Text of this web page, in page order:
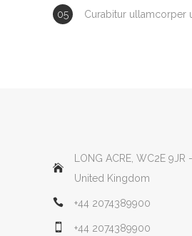
Curabitur ullamcorper
LONG ACRE, WC2E 9JR
United Kingdom
+44 2074389900
+44 2074389900
10000 Zagreb
KONTAKT
01 5999 767
01 5999 769